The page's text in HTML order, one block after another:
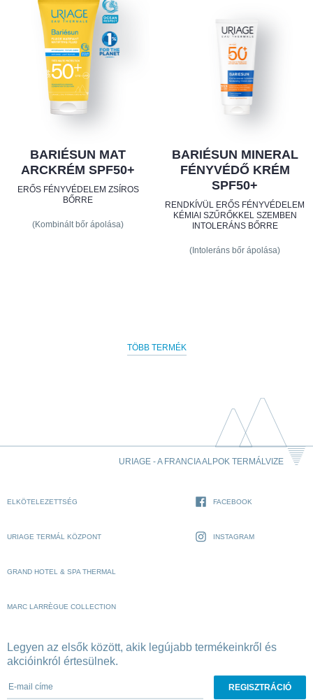
BARIÉSUN MAT
ARCKRÉM SPF50+
ERŐS FÉNYVÉDELEM ZSÍROS
BŐRRE
(Kombinált bőr ápolása)
BARIÉSUN MINERAL
FÉNYVÉDŐ KRÉM
SPF50+
RENDKÍVÜL ERŐS FÉNYVÉDELEM
KÉMIAI SZŰRŐKKEL SZEMBEN
INTOLERÁNS BŐRRE
(Intoleráns bőr ápolása)
TÖBB TERMÉK
URIAGE - A FRANCIA ALPOK TERMÁLVIZE
ELKÖTELEZETTSÉG
URIAGE TERMÁL KÖZPONT
GRAND HOTEL & SPA THERMAL
MARC LARRÈGUE COLLECTION
FACEBOOK
INSTAGRAM
Legyen az elsők között, akik legújabb termékeinkről és
akcióinkról értesülnek.
E-mail címe